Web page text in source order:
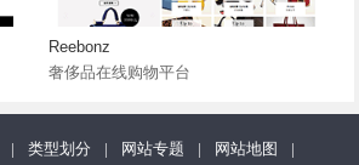
Reebonz
奢侈品在线购物平台
| 类型划分 | 网站专题 | 网站地图 |